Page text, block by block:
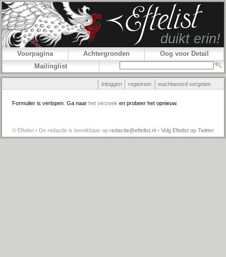
Voorpagina Achtergronden
Oog voor Detail
Mailinglist
Inloggen registreer wachtwoord vergeten
Formulier is verlopen. Ga naar het verzoek en probeer het opnieuw.
© Eftelist • De redactie is bereikbaar op redactie@eftelist.nl • Volg Eftelist op Twitter